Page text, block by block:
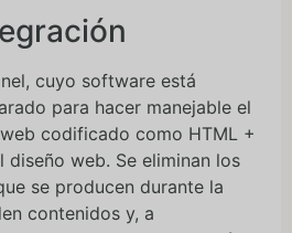
cuyo software está
para hacer manejable el
codificado como HTML +
diseño web. Se eliminan los
se producen durante la
contenidos y, a